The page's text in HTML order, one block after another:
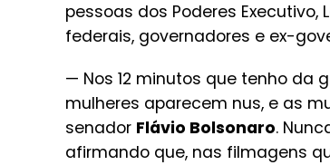
pessoas dos Poderes
federais, governadores e ex-
— Nos 12 minutos que tenho da
mulheres aparecem nus, e as
senador Flávio Bolsonaro.
afirmando que, nas filmagens